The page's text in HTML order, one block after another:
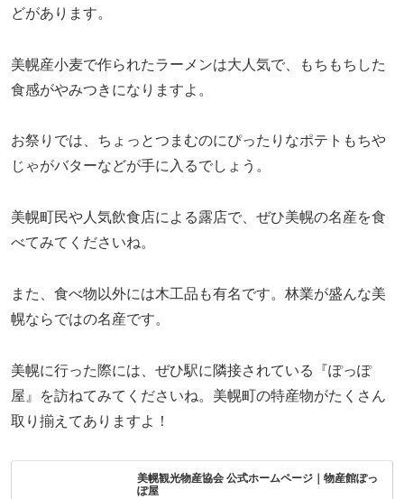
どがあります。
美幌産小麦で作られたラーメンは大人気で、もちもちした
食感がやみつきになりますよ。
お祭りでは、ちょっとつまむのにぴったりなポテトもちや
じゃがバターなどが手に入るでしょう。
美幌町民や人気飲食店による露店で、ぜひ美幌の名産を食
べてみてくださいね。
また、食べ物以外には木工品も有名です。林業が盛んな美
幌ならではの名産です。
美幌に行った際には、ぜひ駅に隣接されている『ぽっぽ
屋』を訪ねてみてくださいね。美幌町の特産物がたくさん
取り揃えてありますよ！
美幌観光物産協会 公式ホームページ｜物産館ぽっ
ぽ屋